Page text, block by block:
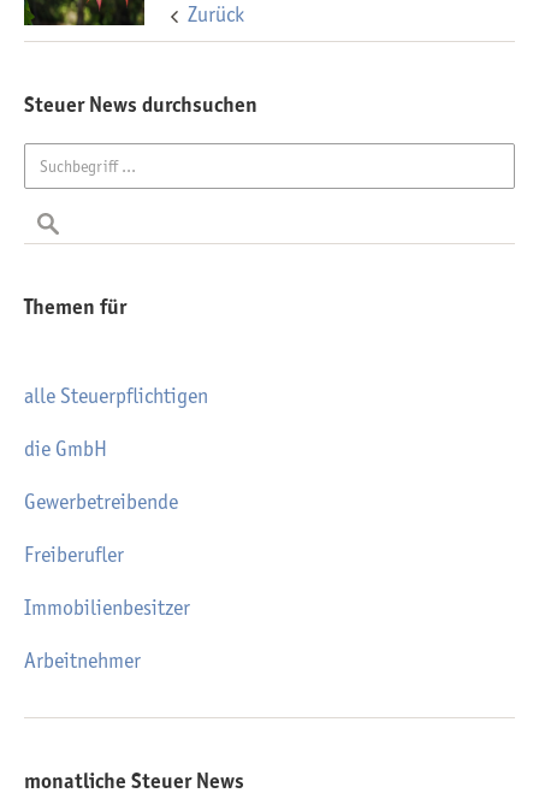
Zurück
Steuer News durchsuchen
Themen für
alle Steuerpflichtigen
die GmbH
Gewerbetreibende
Freiberufler
Immobilienbesitzer
Arbeitnehmer
monatliche Steuer News